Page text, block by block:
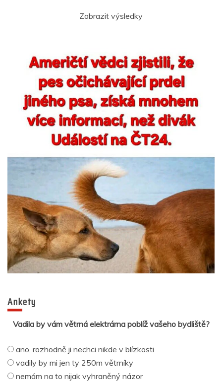
Zobrazit výsledky
Ankety
Vadila by vám větrná elektrárna poblíž vašeho bydliště?
ano, rozhodně ji nechci nikde v blízkosti
vadily by mi jen ty 250m větrníky
nemám na to nijak vyhraněný názor